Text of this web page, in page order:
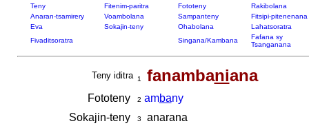
Teny Fitenim-paritra Fototeny
Rakibolana
Anaran-tsamirery
Voambolana Sampanteny
Fitsipi-pitenenana
Eva
Sokajin-teny Ohabolana
Lahatsoratra
Fivaditsoratra
Singana/Kambana
Fafana sy
Tsanganana
Teny iditra 1 fanambaniana
Fototeny 2 ambany
Sokajin-teny
3
anarana